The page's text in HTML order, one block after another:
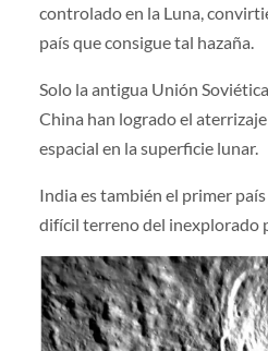
controlado en la Luna,
país que consigue tal hazaña.
Solo la antigua Unión
China han logrado el
espacial en la superficie lunar.
India es también el primer
difícil terreno del inexplorado